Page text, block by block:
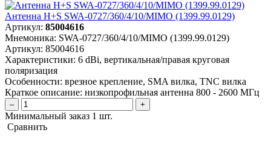
Антенна H+S SWA-0727/360/4/10/MIMO (1399.99.0129)
Артикул: 85004616
Мнемоника: SWA-0727/360/4/10/MIMO (1399.99.0129)
Артикул: 85004616
Характеристики: 6 dBi, вертикальная/правая круговая
поляризация
Особенности: врезное крепление, SMA вилка, TNC вилка
Краткое описание: низкопрофильная антенна 800 - 2600 МГц
– +
Минимальный заказ 1 шт.
Сравнить